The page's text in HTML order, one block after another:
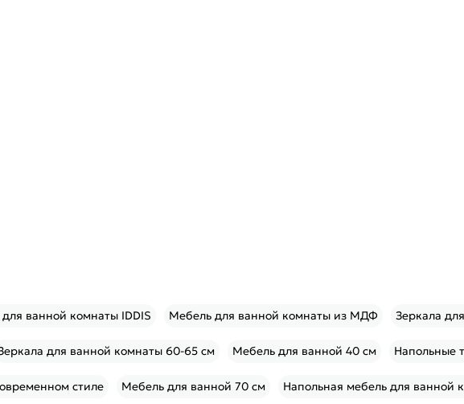
ванной комнаты IDDIS Мебель для ванной комнаты из МДФ Зеркала
для ванной комнаты 60-65 см Мебель для ванной 40 см Напольные
стиле Мебель для ванной 70 см Напольная мебель для ванной